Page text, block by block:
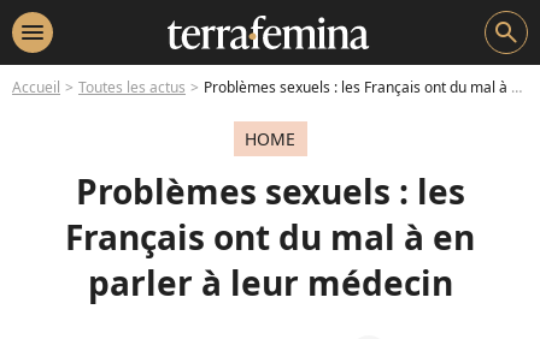
menu search
Accueil Toutes les actus Problèmes sexuels : les Français ont du mal à en parler à leur médecin
HOME
Problèmes sexuels : les
Français ont du mal à en
parler à leur médecin